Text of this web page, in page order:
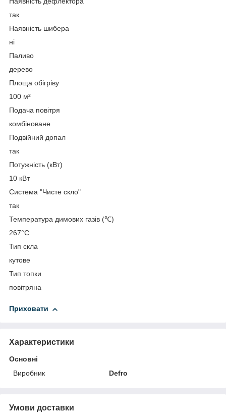
так
Наявність шибера
ні
Паливо
дерево
Площа обігріву
100 м²
Подача повітря
комбіноване
Подвійний допал
так
Потужність (кВт)
10 кВт
Система "Чисте скло"
так
Температура димових газів (℃)
267°C
Тип скла
кутове
Тип топки
повітряна
Приховати
Характеристики
Основні
Виробник
Defro
Умови доставки